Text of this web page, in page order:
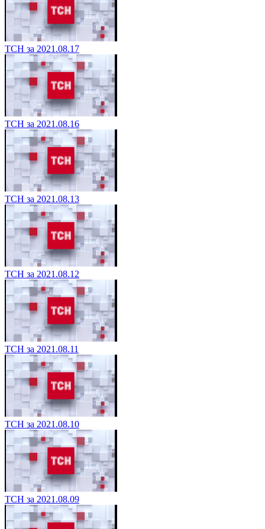
ТСН за 2021.08.17
ТСН за 2021.08.16
ТСН за 2021.08.13
ТСН за 2021.08.12
ТСН за 2021.08.11
ТСН за 2021.08.10
ТСН за 2021.08.09